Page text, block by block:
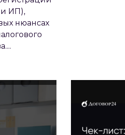
ИП),
нюансах
ДЛЯ